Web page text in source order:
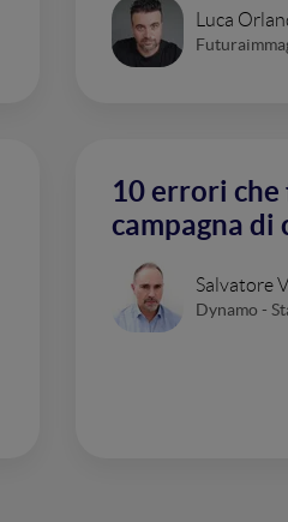
Luca
10 errori
campagna
Salvatore
Dynamo -